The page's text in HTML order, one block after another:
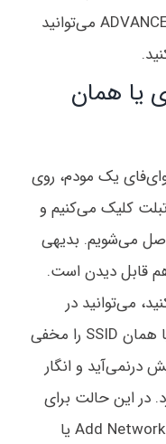
در مودم‌های D-Link هم در منوی ADVANCED می‌توانید
یا همان
یک مودم، روی
کلیک می‌کنیم و
می‌شویم. بدیهی
قابل دیدن است.
می‌توانید در
تنظیمات وایرلس مودم، اسم مودم یا همان SSID را مخفی
درنمی‌آید و انگار
در این حالت برای
وصل شدن به وای‌فای باید از گزینه Add Network یا